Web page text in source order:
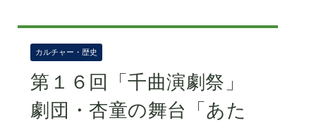
カルチャー・歴史
第１６回「千曲演劇祭」
劇団・杏童の舞台「あた